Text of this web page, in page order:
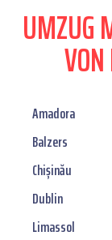
UMZUG
Amadora
Balzers
Chișinău
Dublin
Limassol